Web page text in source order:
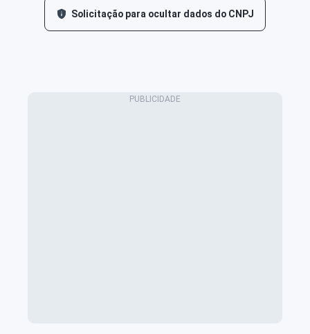
Solicitação para ocultar dados do CNPJ